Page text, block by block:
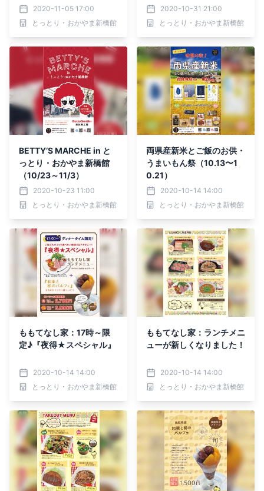
2020-11-05 17:00
とっとり・おかやま新橋館
2020-10-31 21:00
とっとり・おかやま新橋館
BETTY’S MARCHE in と
っとり・おかやま新橋館
（10/23～11/3）
2020-10-23 11:00
とっとり・おかやま新橋館
両県産新米とご飯のお供・
うまいもん祭（10.13〜1
0.21）
2020-10-14 14:00
とっとり・おかやま新橋館
ももてなし家：17時～限
定♪『夜得★スペシャル』
2020-10-14 14:00
とっとり・おかやま新橋館
ももてなし家：ランチメニ
ューが新しくなりました！
2020-10-14 14:00
とっとり・おかやま新橋館